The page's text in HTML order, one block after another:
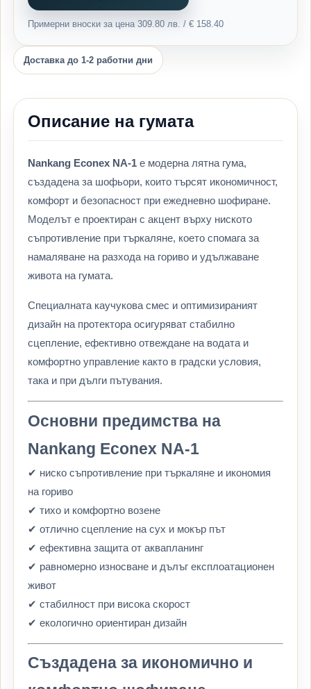
Примерни вноски за цена 309.80 лв. / € 158.40
Доставка до 1-2 работни дни
Описание на гумата
Nankang Econex NA-1 е модерна лятна гума,
създадена за шофьори, които търсят икономичност,
комфорт и безопасност при ежедневно шофиране.
Моделът е проектиран с акцент върху ниското
съпротивление при търкаляне, което спомага за
намаляване на разхода на гориво и удължаване
живота на гумата.
Специалната каучукова смес и оптимизираният
дизайн на протектора осигуряват стабилно
сцепление, ефективно отвеждане на водата и
комфортно управление както в градски условия,
така и при дълги пътувания.
Основни предимства на
Nankang Econex NA-1
✔ ниско съпротивление при търкаляне и икономия
на гориво
✔ тихо и комфортно возене
✔ отлично сцепление на сух и мокър път
✔ ефективна защита от аквапланинг
✔ равномерно износване и дълъг експлоатационен
живот
✔ стабилност при висока скорост
✔ екологично ориентиран дизайн
Създадена за икономично и